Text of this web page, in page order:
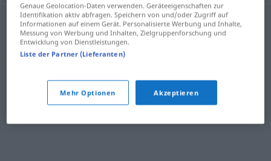
Genaue Geolocation-Daten verwenden. Geräteeigenschaften zur
Identifikation aktiv abfragen. Speichern von und/oder Zugriff auf
Informationen auf einem Gerät. Personalisierte Werbung und Inhalte,
Messung von Werbung und Inhalten, Zielgruppenforschung und
Entwicklung von Dienstleistungen.
Liste der Partner (Lieferanten)
Mehr Optionen Akzeptieren